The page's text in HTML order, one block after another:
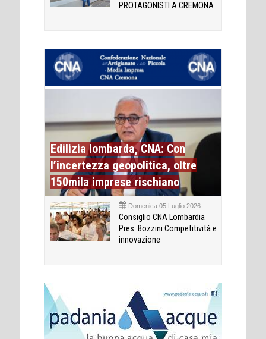
PROTAGONISTI A CREMONA
Edilizia lombarda, CNA: Con
l’incertezza geopolitica, oltre
150mila imprese rischiano
Domenica 05 Luglio 2026
Consiglio CNA Lombardia
Pres. Bozzini:Competitività e
innovazione